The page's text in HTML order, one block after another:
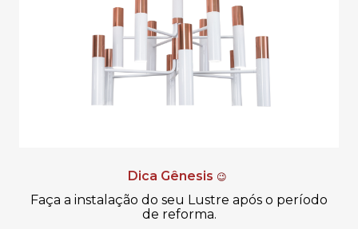
Dica Gênesis 😉
Faça a instalação do seu Lustre após o período
de reforma.